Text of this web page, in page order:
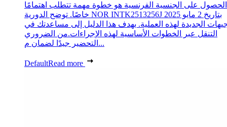
الحصول على الجنسية الفرنسية هو خطوة مهمة تتطلب اهتمامًا
خاصًا. توضح الدورية NOR INTK2513256J بتاريخ 2 مايو 2025
الجديدة لهذه العملية. يهدف هذا الدليل إلى مساعدتك في
التنقل عبر الخطوات الأساسية لهذه الإجراءات.من الضروري
التحضير جيدًا لضمان م...
DefaultRead more